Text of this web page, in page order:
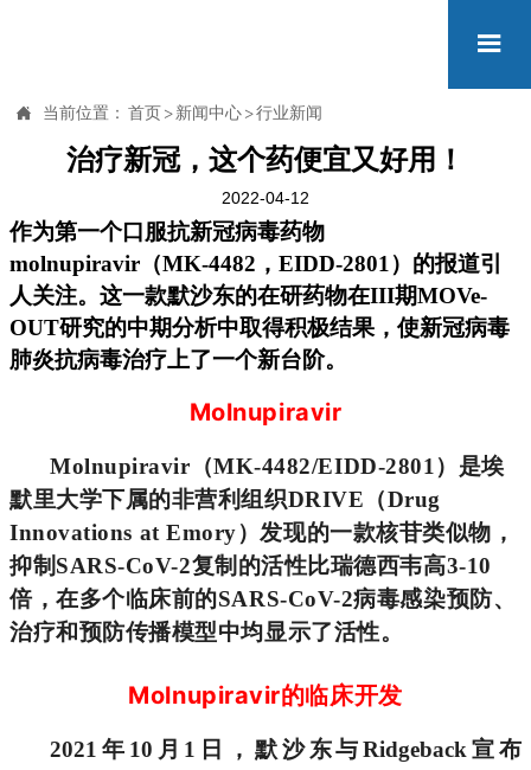

 当前位置： 首页 > 新闻中心 >行业新闻
治疗新冠，这个药便宜又好用！
2022-04-12
作为第一个口服抗新冠病毒药物
molnupiravir（MK-4482 ，EIDD-2801）的报道引
人关注。这一款默沙东的在研药物在III期MOVe-
OUT研究的中期分析中取得积极结果，使新冠病毒
肺炎抗病毒治疗上了一个新台阶。
Molnupiravir
Molnupiravir（MK-4482/EIDD-2801）是埃
默里大学下属的非营利组织DRIVE（Drug
Innovations at Emory）发现的一款核苷类似物，
抑制SARS-CoV-2复制的活性比瑞德西韦高3-10
倍，在多个临床前的SARS-CoV-2病毒感染预防、
治疗和预防传播模型中均显示了活性。
Molnupiravir的临床开发
2021 年10月1日，默沙东与Ridgeback宣布